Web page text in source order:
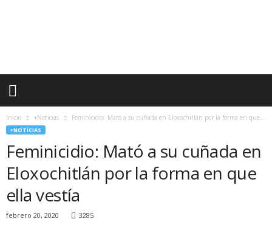
R
Inicio +Noticias Feminicidio: Mató a su cuñada en Eloxochitlán por la forma en que...
+NOTICIAS
Feminicidio: Mató a su cuñada en
Eloxochitlán por la forma en que
ella vestía
febrero 20, 2020 3285